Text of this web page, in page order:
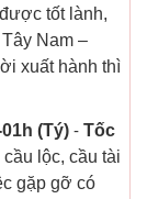
tốt lành,
Nam –
xuất hành thì
(Tý) - Tốc
lộc, cầu tài
gặp gỡ có